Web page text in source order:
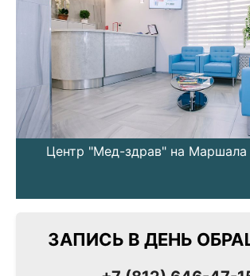
Центр "Мед-здрав" на Маршала
ЗАПИСЬ В ДЕНЬ